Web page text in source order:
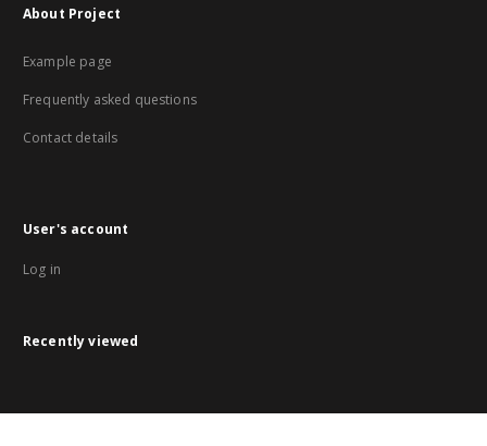
About Project
Example page
Frequently asked questions
Contact details
User's account
Log in
Recently viewed